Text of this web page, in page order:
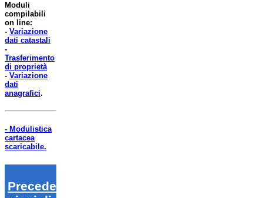
Moduli
compilabili
on line:
- Variazione
dati catastali
-
Trasferimento
di proprietà
- Variazione
dati
anagrafici.
- Modulistica
cartacea
scaricabile.
Precedenti